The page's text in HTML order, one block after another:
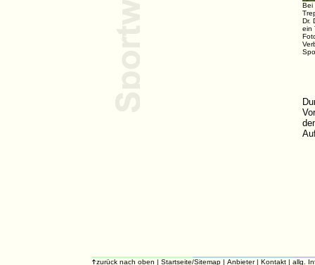
Bei
Dr.
ein
zurück nach oben | Startseite/Sitemap | Anbieter| Kontakt | allg.